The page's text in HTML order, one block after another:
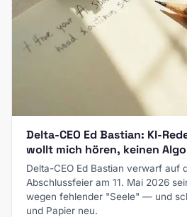
Delta-CEO Ed Bastian: KI-
wollt mich hören, keinen
Delta-CEO Ed Bastian verwarf auf
Abschlussfeier am 11. Mai 2026
wegen fehlender "Seele" — und
und Papier neu.